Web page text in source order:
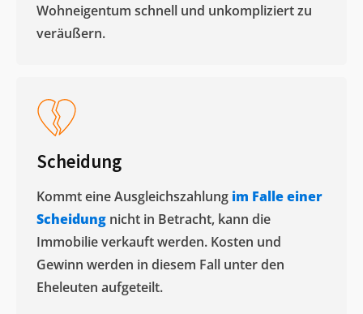
Wohneigentum schnell und unkompliziert zu
veräußern. ​
Scheidung
Kommt eine Ausgleichszahlung im Falle einer
Scheidung nicht in Betracht, kann die
Immobilie verkauft werden. Kosten und
Gewinn werden in diesem Fall unter den
Eheleuten aufgeteilt.​